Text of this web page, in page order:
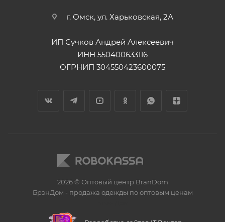
г. Омск, ул. Харьковская, 2А
ИП Сучков Андрей Алексеевич
ИНН 550400633116
ОГРНИП 304550423600075
2026 © Оптовый центр BranDom
БрэнДом - продажа одежды по оптовым ценам